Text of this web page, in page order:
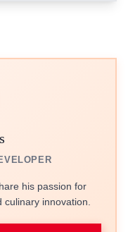
his passion for
innovation.